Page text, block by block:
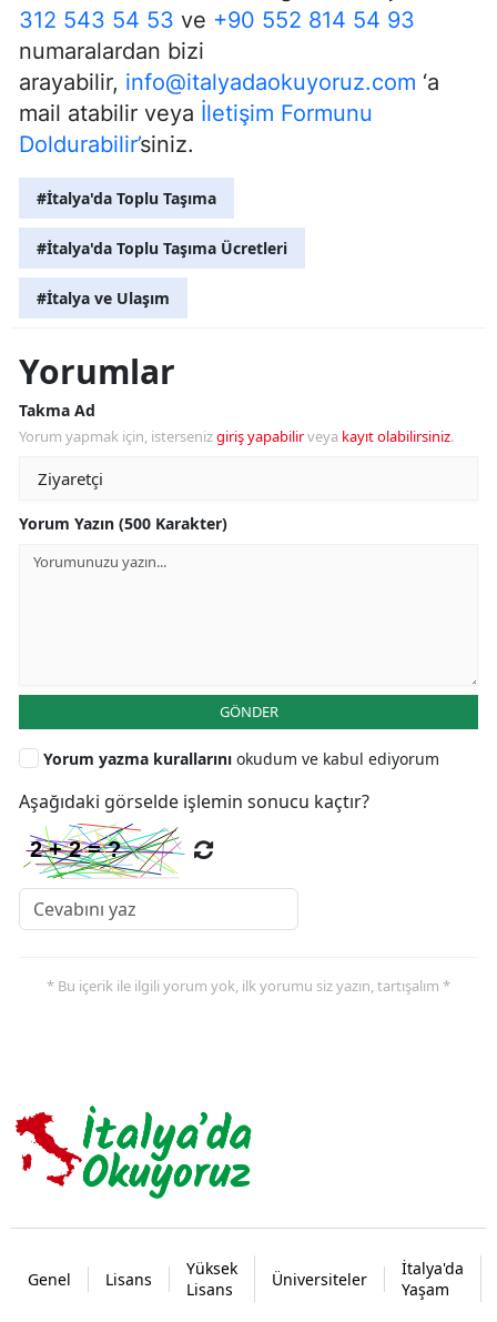
312 543 54 53 ve +90 552 814 54 93
numaralardan bizi
arayabilir, info@italyadaokuyoruz.com ‘a
mail atabilir veya İletişim Formunu
Doldurabilir’siniz.
#İtalya'da Toplu Taşıma
#İtalya'da Toplu Taşıma Ücretleri
#İtalya ve Ulaşım
Yorumlar
Takma Ad
Yorum yapmak için, istersenizgiriş yapabilirveya kayıt olabilirsiniz.
Yorum Yazın (500 Karakter)
GÖNDER
Yorum yazma kurallarını okudum ve kabul ediyorum
Aşağıdaki görselde işlemin sonucu kaçtır?
* Bu içerik ile ilgili yorum yok, ilk yorumu siz yazın, tartışalım *
Genel Lisans
Yüksek
Lisans
Üniversiteler
İtalya'da
Yaşam